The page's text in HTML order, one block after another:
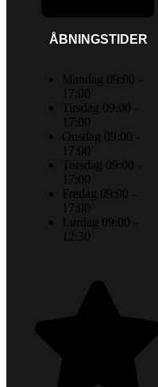
ÅBNINGSTIDER
Mandag 09:00 -
17:00
Tirsdag 09:00 -
17:00
Onsdag 09:00 -
17:00
Torsdag 09:00 -
17:00
Fredag 09:00 -
17:00
Lørdag 09:00 -
12:30